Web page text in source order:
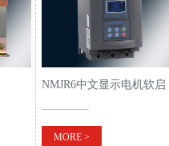
NMJR6中文显示电机软启
动器
MORE >